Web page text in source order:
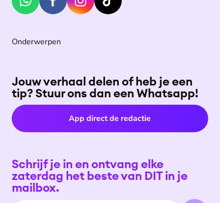
Onderwerpen
Jouw verhaal delen of heb je een
tip? Stuur ons dan een Whatsapp!
App direct de redactie
Schrijf je in en ontvang elke
zaterdag het beste van DIT in je
mailbox.